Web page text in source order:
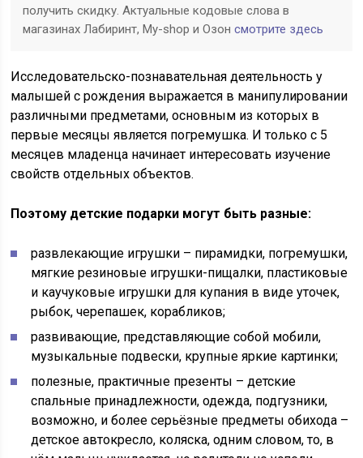
получить скидку. Актуальные кодовые слова в
магазинах Лабиринт, My-shop и Озонсмотрите здесь
Исследовательско-познавательная деятельность у
малышей с рождения выражается в манипулировании
различными предметами, основным из которых в
первые месяцы является погремушка. И только с 5
месяцев младенца начинает интересовать изучение
свойств отдельных объектов.
Поэтому детские подарки могут быть разные:
развлекающие игрушки – пирамидки, погремушки,
мягкие резиновые игрушки-пищалки, пластиковые
и каучуковые игрушки для купания в виде уточек,
рыбок, черепашек, корабликов;
развивающие, представляющие собой мобили,
музыкальные подвески, крупные яркие картинки;
полезные, практичные презенты – детские
спальные принадлежности, одежда, подгузники,
возможно, и более серьёзные предметы обихода –
детское автокресло, коляска, одним словом, то, в